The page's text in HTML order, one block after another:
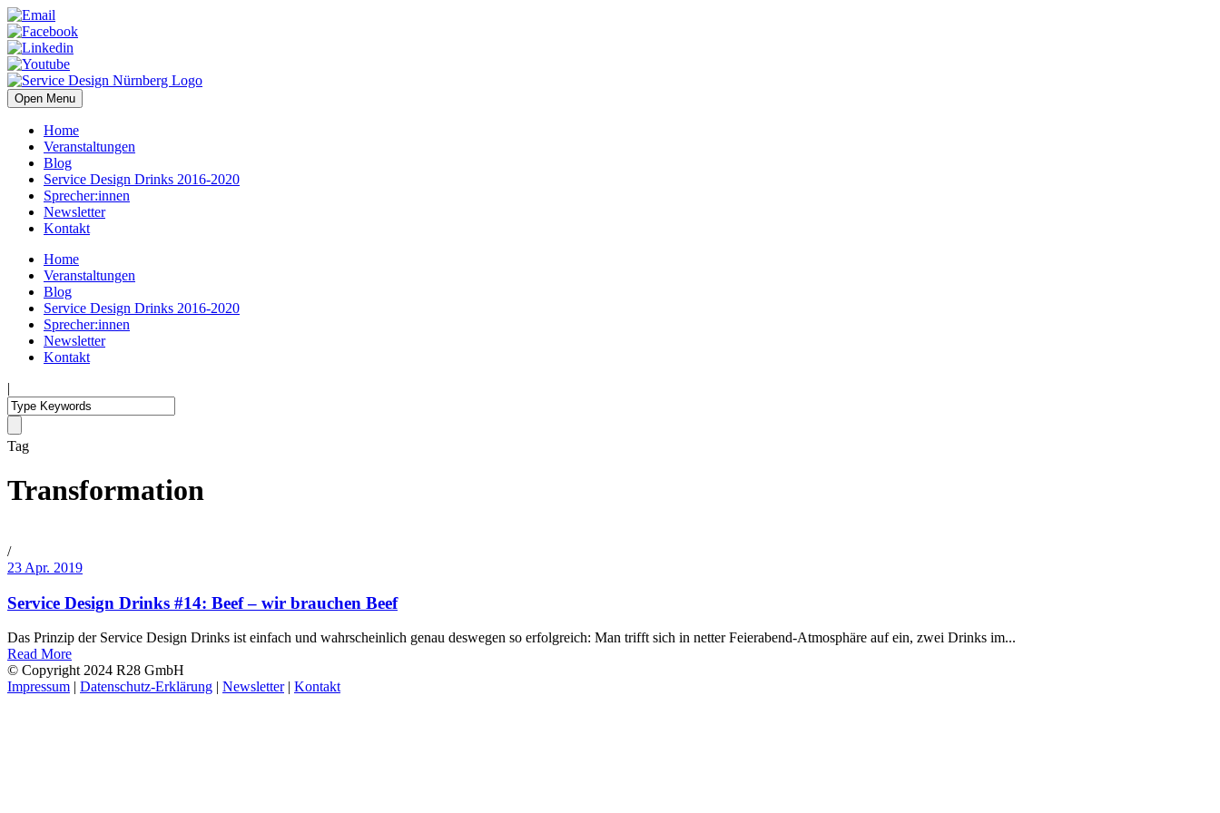
Open Menu
Home
Veranstaltungen
Blog
Service Design Drinks 2016-2020
Sprecher:innen
Newsletter
Kontakt
Home
Veranstaltungen
Blog
Service Design Drinks 2016-2020
Sprecher:innen
Newsletter
Kontakt
|
Tag
Transformation
/
23 Apr. 2019
Service Design Drinks #14: Beef – wir brauchen Beef
Das Prinzip der Service Design Drinks ist einfach und wahrscheinlich genau deswegen so erfolgreich: Man trifft sich in netter Feierabend-Atmosphäre auf ein, zwei Drinks im...
Read More
© Copyright 2024 R28 GmbH
Impressum | Datenschutz-Erklärung | Newsletter| Kontakt